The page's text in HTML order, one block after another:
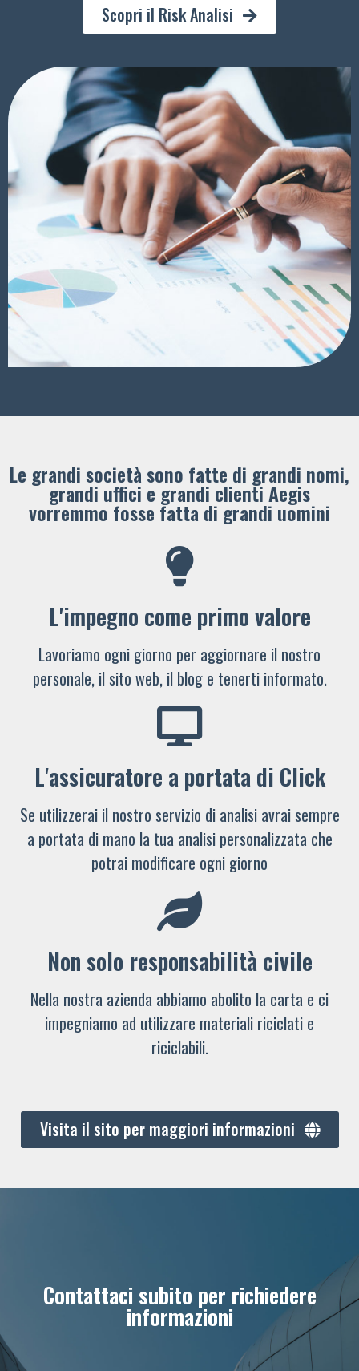
Scopri il Risk Analisi
Le grandi società sono fatte di grandi nomi,
grandi uffici e grandi clienti ​Aegis
vorremmo fosse fatta di grandi uomini
L'impegno come primo valore
Lavoriamo ogni giorno per aggiornare il nostro
personale, il sito web, il blog e tenerti informato.
L'assicuratore a portata di Click
Se utilizzerai il nostro servizio di analisi avrai sempre
a portata di mano la tua analisi personalizzata che
potrai modificare ogni giorno
Non solo responsabilità civile
Nella nostra azienda abbiamo abolito la carta e ci
impegniamo ad utilizzare materiali riciclati e
riciclabili.
Visita il sito per maggiori informazioni
Contattaci subito per richiedere
informazioni